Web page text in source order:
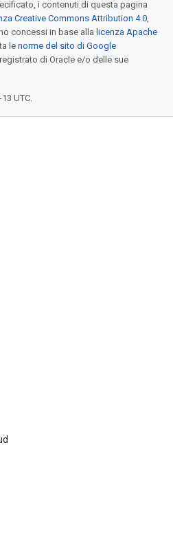
i contenuti di questa pagina
Creative Commons Attribution 4.0,
concessi in base alla licenza Apache
le norme del sito di Google
di Oracle e/o delle sue
UTC.